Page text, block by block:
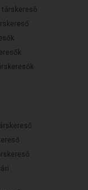
társkereső